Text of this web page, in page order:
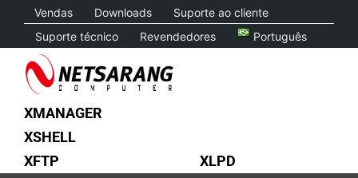
content
Vendas Downloads
Suporte ao cliente
Suporte técnico
Revendedores Português
XMANAGER
XSHELL
XFTP
XLPD